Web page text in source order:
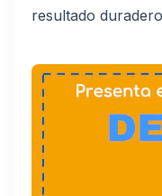
resultado